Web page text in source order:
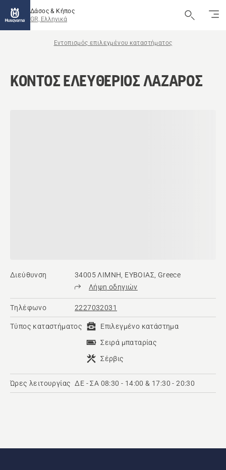
Δάσος & Κήπος
GR, Ελληνικά
Εντοπισμός επιλεγμένου καταστήματος
ΚΟΝΤΟΣ ΕΛΕΥΘΕΡΙΟΣ ΛΑΖΑΡΟΣ
Διεύθυνση
34005 ΛΙΜΝΗ, ΕΥΒΟΙΑΣ, Greece
Λήψη οδηγιών
Τηλέφωνο 2227032031
Τύπος καταστήματος
Επιλεγμένο κατάστημα
Σειρά μπαταρίας
Σέρβις
Ώρες λειτουργίας ΔΕ - ΣΑ 08:30 - 14:00 & 17:30 - 20:30